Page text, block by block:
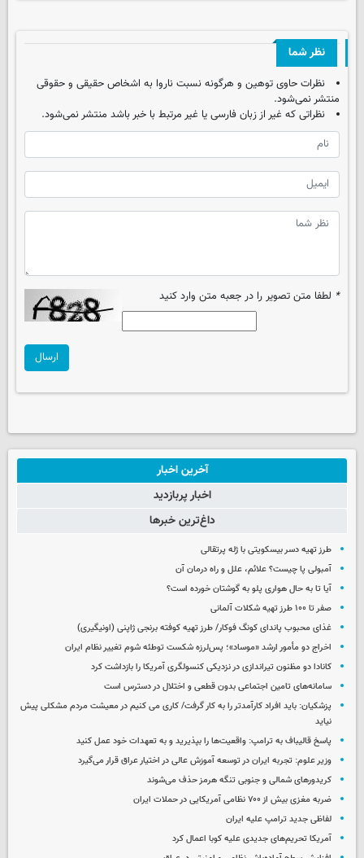
نظر شما
نظرات حاوی توهین و هرگونه نسبت ناروا به اشخاص حقیقی و حقوقی
منتشر نمی‌شود.
نظراتی که غیر از زبان فارسی یا غیر مرتبط با خبر باشد منتشر نمی‌شود.
* لطفا متن تصویر را در جعبه متن وارد کنید
ارسال
آخرین اخبار
اخبار پربازدید
داغ‌ترین خبرها
طرز تهیه دسر بیسکویتی با ژله پرتقالی
آمبولی پا چیست؟ علائم، علل و راه درمان آن
آیا تا به حال هواری پلو به گوشتان خورده است؟
صفر تا ۱۰۰ طرز تهیه شکلات آلمانی
غذای محبوب پاندای کونگ فوکار/ طرز تهیه کوفته برنجی ژاپنی (اونیگیری)
اخراج دو مأمور ارشد «موساد»؛ پس‌لرزه شکست توطئه شوم تغییر نظام ایران
کانادا دو مظنون تیراندازی در نزدیکی کنسولگری آمریکا را بازداشت کرد
سامانه‌های تامین اجتماعی بدون قطعی و اختلال در دسترس است
پزشکیان: باید افراد کارآمدتر را به کار گرفت/ کاری می کنیم در معیشت مردم مشکلی پیش
نیاید
پاسخ قالیباف به ترامپ: واقعیت‌ها را بپذیرید و به تعهدات خود عمل کنید
وزیر علوم: تجربه ایران در توسعه آموزش عالی در اختیار عراق قرار می‌گیرد
کریدورهای شمالی و جنوبی تنگه هرمز حذف می‌شوند
ضربه مغزی بیش از ۷۰۰ نظامی آمریکایی در حملات ایران
لفاظی جدید ترامپ علیه ایران
آمریکا تحریم‌های جدیدی علیه کوبا اعمال کرد